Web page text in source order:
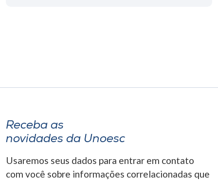
A+
Receba as
novidades da Unoesc
Usaremos seus dados para entrar em contato
com você sobre informações correlacionadas que